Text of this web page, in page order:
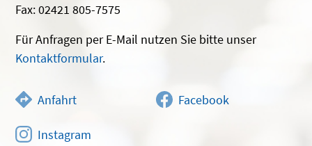
Fax: 02421 805-7575
Für Anfragen per E-Mail nutzen Sie bitte unser
Kontaktformular.
Anfahrt Facebook
Instagram